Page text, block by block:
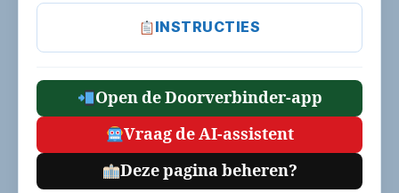
INSTRUCTIES
Open de Doorverbinder-app
Vraag de AI-assistent
Deze pagina beheren?